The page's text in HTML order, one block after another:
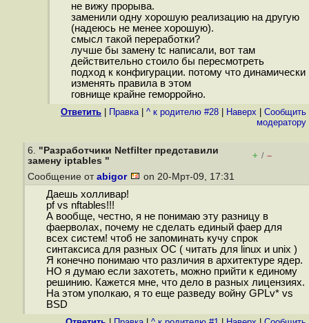
не вижу прорыва.
заменили одну хорошую реализацию на другую
(надеюсь не менее хорошую).
смысл такой переработки?
лучше бы замену tc написали, вот там
действительно стоило бы пересмотреть
подход к конфигурации. потому что динамически
изменять правила в этом
говнище крайне геморройно.
Ответить Правка| ^ к родителю #28 Наверх
Cообщить
модератору
6. "Разработчики Netfilter представили
замену iptables "
+ / –
Сообщение от abigor on 20-Мрт-09, 17:31
Даешь холливар!
pf vs nftables!!!
А вообще, честно, я не понимаю эту разницу в
фаерволах, почему не сделать единый фаер для
всех систем! чтоб не запоминать кучу спрок
синтаксиса для разных ОС ( читать для linux и unix )
Я конечно понимаю что различия в архитектуре ядер.
НО я думаю если захотеть, можно прийти к единому
решинию. Кажется мне, что дело в разных лицензиях.
На этом уполкаю, я то еще разведу войну GPLv* vs
BSD